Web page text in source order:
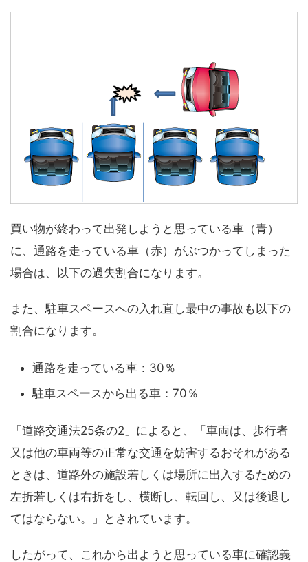
買い物が終わって出発しようと思っている車（青）
に、通路を走っている車（赤）がぶつかってしまった
場合は、以下の過失割合になります。
また、駐車スペースへの入れ直し最中の事故も以下の
割合になります。
通路を走っている車：30％
駐車スペースから出る車：70％
「道路交通法25条の2」によると、「車両は、歩行者
又は他の車両等の正常な交通を妨害するおそれがある
ときは、道路外の施設若しくは場所に出入するための
左折若しくは右折をし、横断し、転回し、又は後退し
てはならない。」とされています。
したがって、これから出ようと思っている車に確認義